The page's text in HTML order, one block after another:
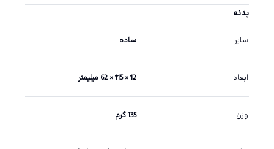
بدنه
سایر: ساده
ابعاد: 12 × 115 × 62 میلیمتر
وزن: 135 گرم